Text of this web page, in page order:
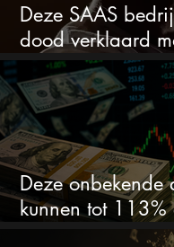
Deze SAAS
dood verklaard
springlevend
Deze onbekende
kunnen tot 113%
(één springt eruit)